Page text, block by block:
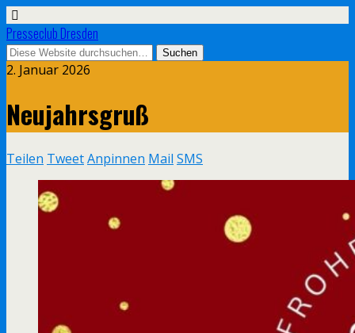
Presseclub Dresden
2. Januar 2026
Neujahrsgruß
Teilen TweetAnpinnen Mail SMS